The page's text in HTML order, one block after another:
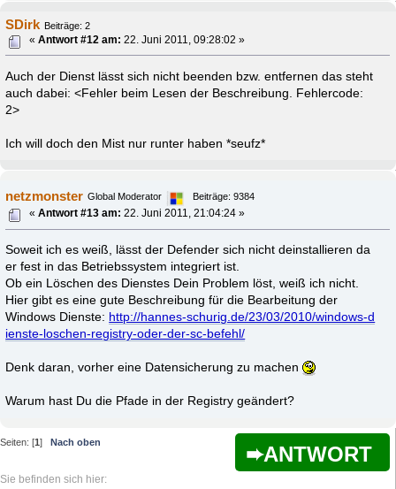
SDirk Beiträge: 2
«Antwort #12 am: 22. Juni 2011, 09:28:02 »
Auch der Dienst lässt sich nicht beenden bzw. entfernen das steht
auch dabei: <Fehler beim Lesen der Beschreibung. Fehlercode:
2>
Ich will doch den Mist nur runter haben *seufz*
netzmonster Global Moderator
Beiträge: 9384
«Antwort #13 am: 22. Juni 2011, 21:04:24 »
Soweit ich es weiß, lässt der Defender sich nicht deinstallieren da
er fest in das Betriebssystem integriert ist.
Ob ein Löschen des Dienstes Dein Problem löst, weiß ich nicht.
Hier gibt es eine gute Beschreibung für die Bearbeitung der
Windows Dienste: http://hannes-schurig.de/23/03/2010/windows-d
ienste-loschen-registry-oder-der-sc-befehl/
Denk daran, vorher eine Datensicherung zu machen
Warum hast Du die Pfade in der Registry geändert?
ANTWORT
Seiten: [1] Nach oben